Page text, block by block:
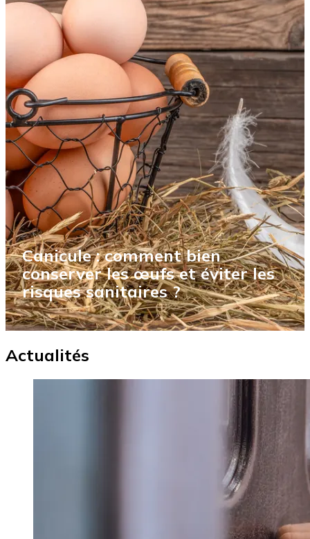
Retraites 2027 : vers une sous-
indexation des pensions plutôt
qu'une revalorisation ?
Actualités